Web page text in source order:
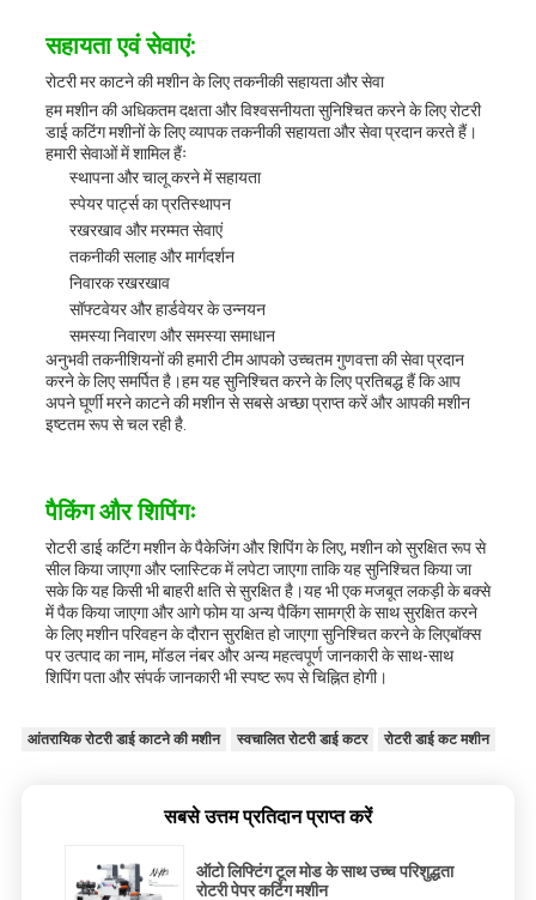
सहायता एवं सेवाएं:
रोटरी मर काटने की मशीन के लिए तकनीकी सहायता और सेवा
हम मशीन की अधिकतम दक्षता और विश्वसनीयता सुनिश्चित करने के लिए रोटरी
डाई कटिंग मशीनों के लिए व्यापक तकनीकी सहायता और सेवा प्रदान करते हैं।
हमारी सेवाओं में शामिल हैंः
स्थापना और चालू करने में सहायता
स्पेयर पार्ट्स का प्रतिस्थापन
रखरखाव और मरम्मत सेवाएं
तकनीकी सलाह और मार्गदर्शन
निवारक रखरखाव
सॉफ्टवेयर और हार्डवेयर के उन्नयन
समस्या निवारण और समस्या समाधान
अनुभवी तकनीशियनों की हमारी टीम आपको उच्चतम गुणवत्ता की सेवा प्रदान
करने के लिए समर्पित है।हम यह सुनिश्चित करने के लिए प्रतिबद्ध हैं कि आप
अपने घूर्णी मरने काटने की मशीन से सबसे अच्छा प्राप्त करें और आपकी मशीन
इष्टतम रूप से चल रही है.
पैकिंग और शिपिंगः
रोटरी डाई कटिंग मशीन के पैकेजिंग और शिपिंग के लिए, मशीन को सुरक्षित रूप से
सील किया जाएगा और प्लास्टिक में लपेटा जाएगा ताकि यह सुनिश्चित किया जा
सके कि यह किसी भी बाहरी क्षति से सुरक्षित है।यह भी एक मजबूत लकड़ी के बक्से
में पैक किया जाएगा और आगे फोम या अन्य पैकिंग सामग्री के साथ सुरक्षित करने
के लिए मशीन परिवहन के दौरान सुरक्षित हो जाएगा सुनिश्चित करने के लिएबॉक्स
पर उत्पाद का नाम, मॉडल नंबर और अन्य महत्वपूर्ण जानकारी के साथ-साथ
शिपिंग पता और संपर्क जानकारी भी स्पष्ट रूप से चिह्नित होगी।
आंतरायिक रोटरी डाई काटने की मशीन स्वचालित रोटरी डाई कटर रोटरी डाई कट मशीन
सबसे उत्तम प्रतिदान प्राप्त करें
ऑटो लिफ्टिंग टूल मोड के साथ उच्च परिशुद्धता
रोटरी पेपर कटिंग मशीन